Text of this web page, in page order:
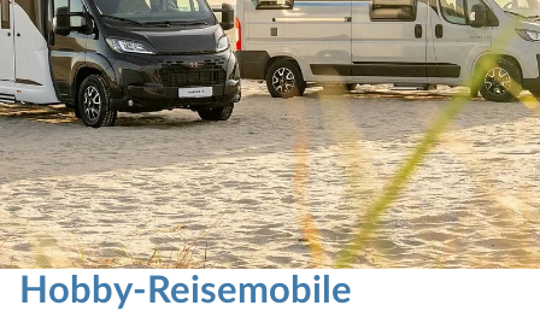
Hobby-Reisemobile